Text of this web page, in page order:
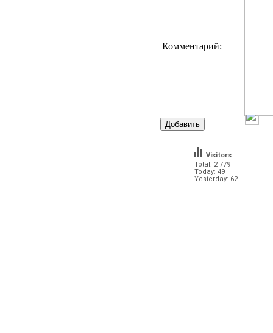
Комментарий:
Total: 2 779
Today: 49
Yesterday: 62
Visitors